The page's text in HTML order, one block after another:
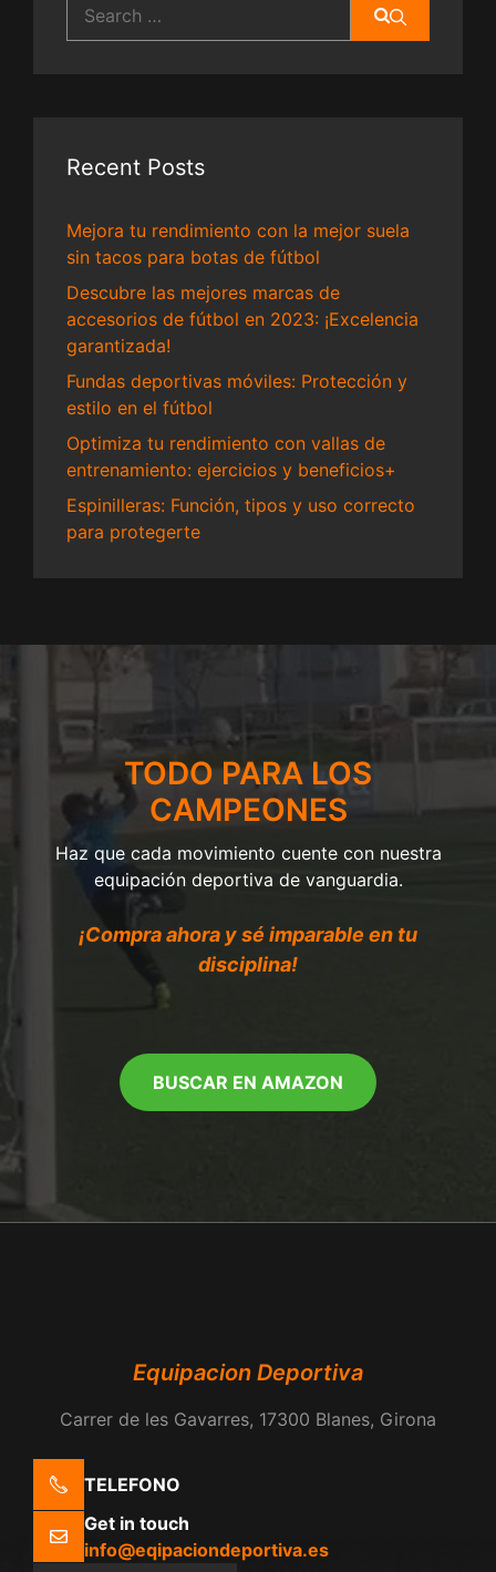
for:
Recent Posts
Mejora tu rendimiento con la mejor suela
sin tacos para botas de fútbol
Descubre las mejores marcas de
accesorios de fútbol en 2023: ¡Excelencia
garantizada!
Fundas deportivas móviles: Protección y
estilo en el fútbol
Optimiza tu rendimiento con vallas de
entrenamiento: ejercicios y beneficios+
Espinilleras: Función, tipos y uso correcto
para protegerte
TODO PARA LOS
CAMPEONES
Haz que cada movimiento cuente con nuestra
equipación deportiva de vanguardia.
¡Compra ahora y sé imparable en tu
disciplina!
BUSCAR EN AMAZON
Equipacion Deportiva
Carrer de les Gavarres, 17300 Blanes, Girona
TELEFONO
Get in touch
info@eqipaciondeportiva.es